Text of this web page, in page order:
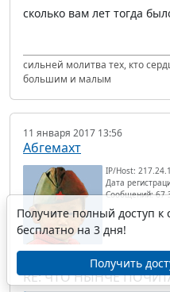
сколько вам лет тогда
сильней молитва тех, кто
большим и малым
11 января 2017 13:56
Абгемахт
IP/Host:
Дата
Сообщений: 67
RE: ЧТО НЫНЧЕ
Получите полный доступ к
бесплатно на 3 дня!
Получить